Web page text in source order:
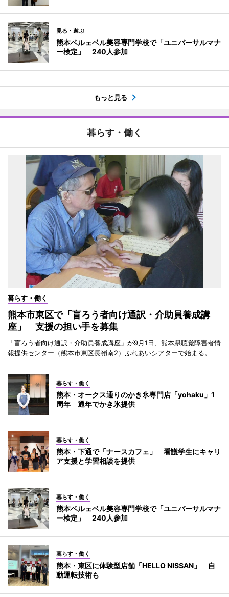
見る・遊ぶ
熊本ベルェベル美容専門学校で「ユニバーサルマナ
ー検定」 240人参加
もっと見る
暮らす・働く
暮らす・働く
熊本市東区で「盲ろう者向け通訳・介助員養成講
座」 支援の担い手を募集
「盲ろう者向け通訳・介助員養成講座」が9月1日、熊本県聴覚障害者情
報提供センター（熊本市東区長嶺南2）ふれあいシアターで始まる。
暮らす・働く
熊本・オークス通りのかき氷専門店「yohaku」1
周年 通年でかき氷提供
暮らす・働く
熊本・下通で「ナースカフェ」 看護学生にキャリ
ア支援と学習相談を提供
暮らす・働く
熊本ベルェベル美容専門学校で「ユニバーサルマナ
ー検定」 240人参加
暮らす・働く
熊本・東区に体験型店舗「HELLO NISSAN」 自
動運転技術も